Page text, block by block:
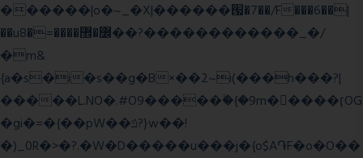
������|o�~_�X|������՗�7��/F���6��|
��u8�=����߼�޾��?������������_�/
�m&
{a�s�i�s��g�B×��2~i(���h���?|
�����L.NO�.#O9�����ۙ�{�9m��ً���ӷOG
�gi�=�{��pW��ݿ?}w��!
�)_0R�>�?.�W�D�����u���j�{o$A֏F�o�O��